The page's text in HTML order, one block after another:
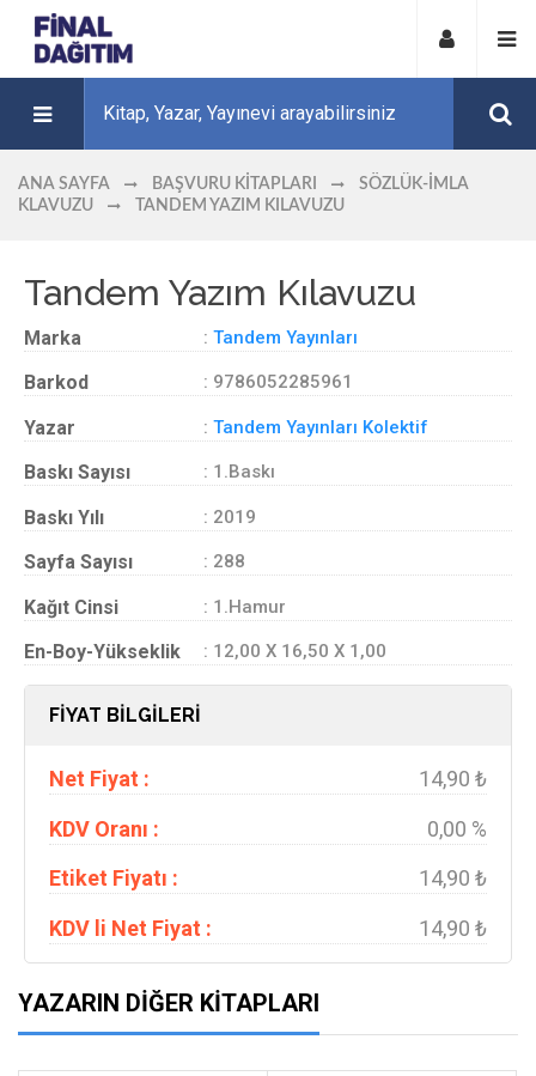
ANA SAYFA BAŞVURU KITAPLARI
SÖZLÜK-İMLA
KLAVUZU
TANDEM YAZIM KILAVUZU
Tandem Yazım Kılavuzu
Marka : Tandem Yayınları
Barkod : 9786052285961
Yazar : Tandem Yayınları Kolektif
Baskı Sayısı : 1.Baskı
Baskı Yılı : 2019
Sayfa Sayısı : 288
Kağıt Cinsi : 1.Hamur
En-Boy-Yükseklik : 12,00 X 16,50 X 1,00
FİYAT BİLGİLERİ
Net Fiyat :
14,90 ₺
KDV Oranı :
0,00 %
Etiket Fiyatı :
14,90 ₺
KDV li Net Fiyat :
14,90 ₺
YAZARIN DIĞER KITAPLARI